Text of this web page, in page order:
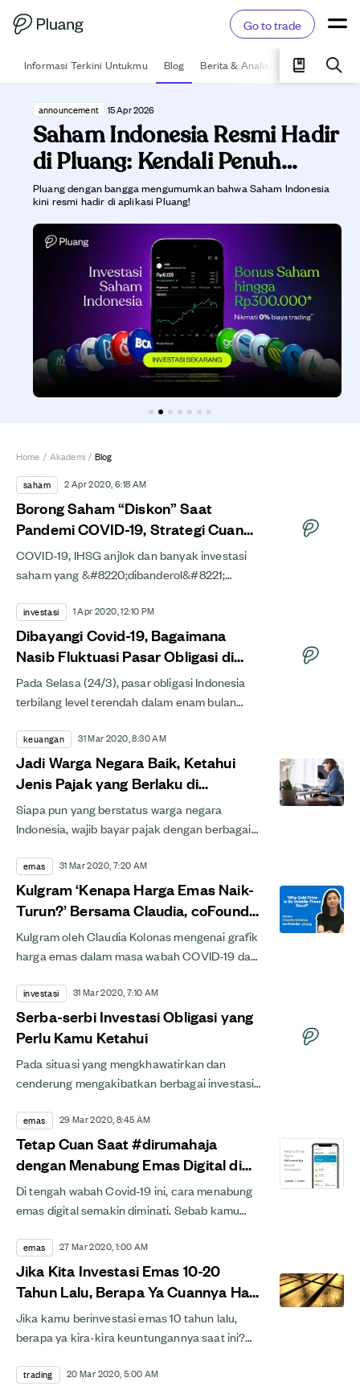
Go to trade
Informasi Terkini Untukmu Blog Berita & Analisis Pelajari
announcement 15 Apr 2026
Saham Indonesia Resmi Hadir
di Pluang: Kendali Penuh
Investasi Kamu dalam Satu
Genggaman
Pluang dengan bangga mengumumkan bahwa Saham Indonesia
kini resmi hadir di aplikasi Pluang!
Home / Akademi / Blog
saham
2 Apr 2020, 6:18 AM
Borong Saham “Diskon” Saat
Pandemi COVID-19, Strategi Cuan
Jangka Panjang
COVID-19, IHSG anjlok dan banyak investasi
saham yang &#8220;dibanderol&#8221;
saatnya kamu merencanakan...
investasi 1 Apr 2020, 12:10 PM
Dibayangi Covid-19, Bagaimana
Nasib Fluktuasi Pasar Obligasi di
Indonesia?
Pada Selasa (24/3), pasar obligasi Indonesia
terbilang level terendah dalam enam bulan
ICBI menguat.
keuangan 31 Mar 2020, 8:30 AM
Jadi Warga Negara Baik, Ketahui
Jenis Pajak yang Berlaku di
Indonesia Ini
Siapa pun yang berstatus warga negara
Indonesia, wajib bayar pajak dengan berbagai
saja jenis jenis...
emas 31 Mar 2020, 7:20 AM
Kulgram ‘Kenapa Harga Emas Naik-
Turun?’ Bersama Claudia, coFounder
Pluang
Kulgram oleh Claudia Kolonas mengenai grafik
harga emas dalam masa wabah COVID-19 dan
investasi di masa...
investasi 31 Mar 2020, 7:10 AM
Serba-serbi Investasi Obligasi yang
Perlu Kamu Ketahui
Pada situasi yang mengkhawatirkan dan
cenderung mengakibatkan berbagai investasi
beralih pada...
emas 29 Mar 2020, 8:45 AM
Tetap Cuan Saat #dirumahaja
dengan Menabung Emas Digital di
GoInvestasi
Di tengah wabah Covid-19 ini, cara menabung
emas digital semakin diminati. Sebab kamu
online.
emas 27 Mar 2020, 1:00 AM
Jika Kita Investasi Emas 10-20
Tahun Lalu, Berapa Ya Cuannya Hari
Ini?
Jika kamu berinvestasi emas 10 tahun lalu,
berapa ya kira-kira keuntungannya saat ini?
emas di artikel...
trading 20 Mar 2020, 5:00 AM